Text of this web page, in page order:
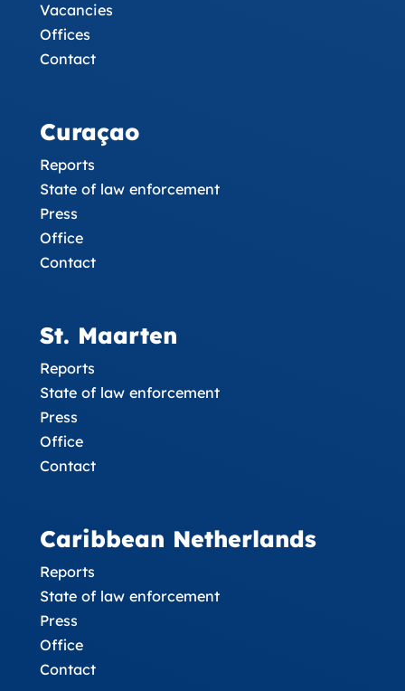
Vacancies
Offices
Contact
Curaçao
Reports
State of law enforcement
Press
Office
Contact
St. Maarten
Reports
State of law enforcement
Press
Office
Contact
Caribbean Netherlands
Reports
State of law enforcement
Press
Office
Contact